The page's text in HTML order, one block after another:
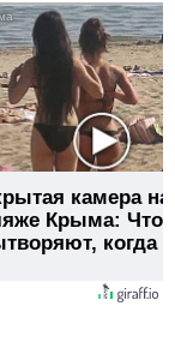
камера на
Крыма: Что
когда